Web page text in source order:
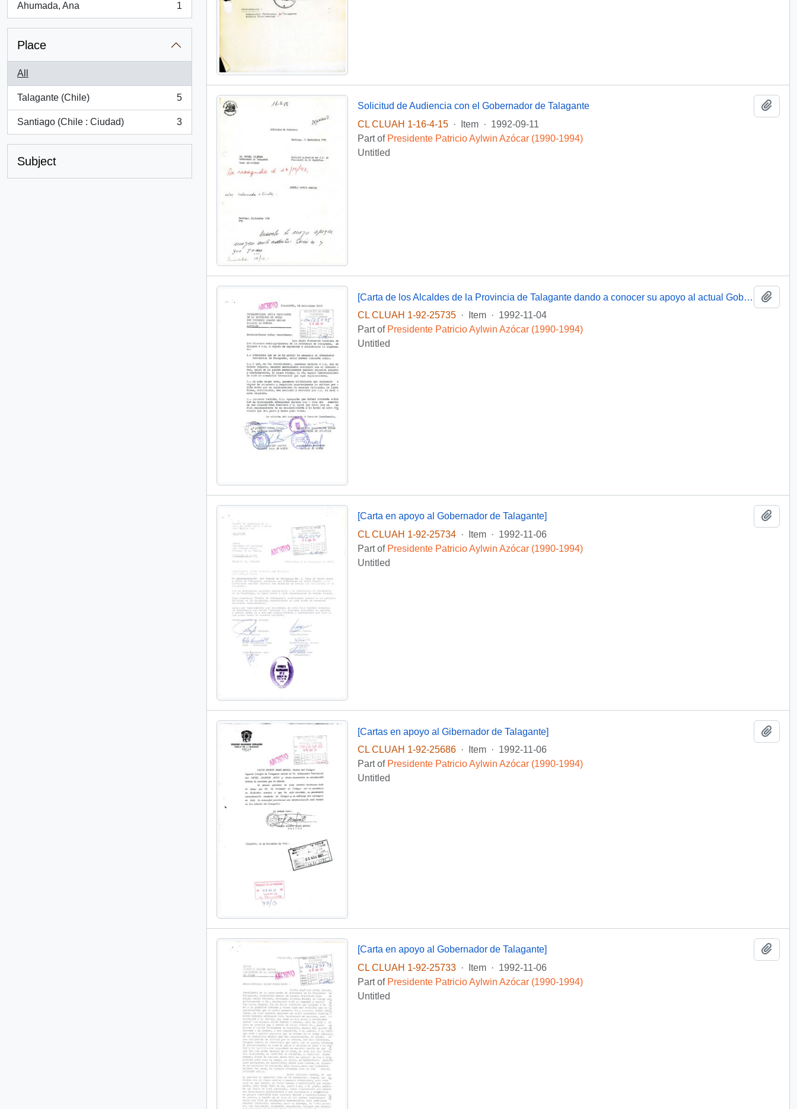
Ahumada, Ana
, 1 results
1
Place
All
Talagante (Chile)
, 5 results
5
Santiago (Chile : Ciudad)
, 3 results
3
Subject
Solicitud de Audiencia con el Gobernador de Talagante
CL CLUAH 1-16-4-15
· Item · 1992-09-11
Part of Presidente Patricio Aylwin Azócar (1990-1994)
Untitled
[Carta de los Alcaldes de la Provincia de Talagante dando a conocer su apoyo al actual Gobernador Provincial a quien le fue solicitada su renuncia]
CL CLUAH 1-92-25735
· Item · 1992-11-04
Part of Presidente Patricio Aylwin Azócar (1990-1994)
Untitled
[Carta en apoyo al Gobernador de Talagante]
CL CLUAH 1-92-25734
· Item · 1992-11-06
Part of Presidente Patricio Aylwin Azócar (1990-1994)
Untitled
[Cartas en apoyo al Gibernador de Talagante]
CL CLUAH 1-92-25686
· Item · 1992-11-06
Part of Presidente Patricio Aylwin Azócar (1990-1994)
Untitled
[Carta en apoyo al Gobernador de Talagante]
CL CLUAH 1-92-25733
· Item · 1992-11-06
Part of Presidente Patricio Aylwin Azócar (1990-1994)
Untitled